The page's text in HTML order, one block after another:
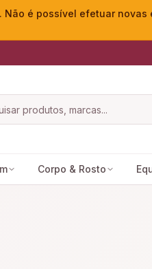
é possível efetuar
Corpo & Rosto